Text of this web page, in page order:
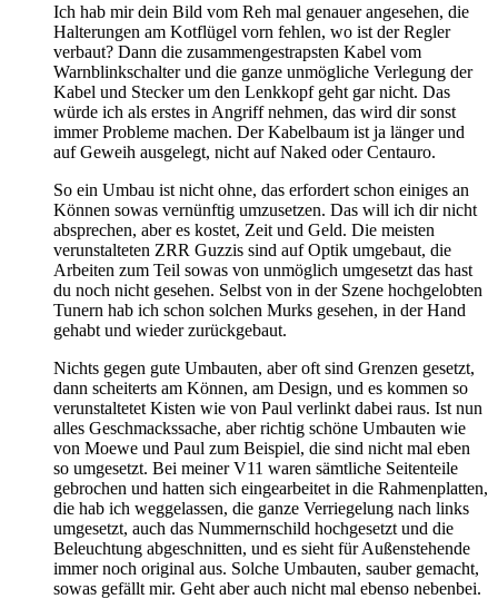
Ich hab mir dein Bild vom Reh mal genauer angesehen, die
Halterungen am Kotflügel vorn fehlen, wo ist der Regler
verbaut? Dann die zusammengestrapsten Kabel vom
Warnblinkschalter und die ganze unmögliche Verlegung der
Kabel und Stecker um den Lenkkopf geht gar nicht. Das
würde ich als erstes in Angriff nehmen, das wird dir sonst
immer Probleme machen. Der Kabelbaum ist ja länger und
auf Geweih ausgelegt, nicht auf Naked oder Centauro.
So ein Umbau ist nicht ohne, das erfordert schon einiges an
Können sowas vernünftig umzusetzen. Das will ich dir nicht
absprechen, aber es kostet, Zeit und Geld. Die meisten
verunstalteten ZRR Guzzis sind auf Optik umgebaut, die
Arbeiten zum Teil sowas von unmöglich umgesetzt das hast
du noch nicht gesehen. Selbst von in der Szene hochgelobten
Tunern hab ich schon solchen Murks gesehen, in der Hand
gehabt und wieder zurückgebaut.
Nichts gegen gute Umbauten, aber oft sind Grenzen gesetzt,
dann scheiterts am Können, am Design, und es kommen so
verunstaltetet Kisten wie von Paul verlinkt dabei raus. Ist nun
alles Geschmackssache, aber richtig schöne Umbauten wie
von Moewe und Paul zum Beispiel, die sind nicht mal eben
so umgesetzt. Bei meiner V11 waren sämtliche Seitenteile
gebrochen und hatten sich eingearbeitet in die Rahmenplatten,
die hab ich weggelassen, die ganze Verriegelung nach links
umgesetzt, auch das Nummernschild hochgesetzt und die
Beleuchtung abgeschnitten, und es sieht für Außenstehende
immer noch original aus. Solche Umbauten, sauber gemacht,
sowas gefällt mir. Geht aber auch nicht mal ebenso nebenbei.